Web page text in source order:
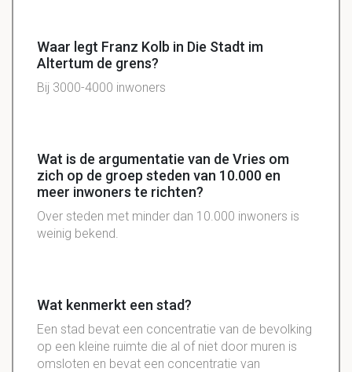
Waar legt Franz Kolb in Die Stadt im
Altertum de grens?
Bij 3000-4000 inwoners
Wat is de argumentatie van de Vries om
zich op de groep steden van 10.000 en
meer inwoners te richten?
Over steden met minder dan 10.000 inwoners is
weinig bekend.
Wat kenmerkt een stad?
Een stad bevat een concentratie van de bevolking
op een kleine ruimte die al of niet door muren is
omsloten en bevat een concentratie van